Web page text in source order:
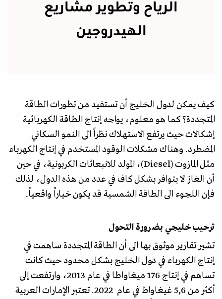
الرياح وتطوير مشاريع
الهيدروجين
كيف يمكن لدول الخليج أن تستفيد من تطورات الطاقة
المتجددة؟ كما هو معلوم، يواجه إنتاج الطاقة الكهربائية
إشكالات حيث يرتفع الاستهلاك نظراً الى النمو السكاني
المضطرد. وهناك مشكلات الوقود المستخدم في إنتاج الكهرباء
مثل المازوت (Diesel)، المولد للانبعاثات الكربونية، في حين
أن الغاز لا يتوافر بشكل كاف في عدد من هذه الدول، لذلك
فإن اللجوء الى الطاقة الشمسية قد يكون خياراً واقعياً.
ترحيب خليجي بضرورة التحول
تشير تقارير موثوق بها الى أن الطاقة المتجددة ساهمت في
إنتاج الكهرباء في دول الخليج بشكل محدود حيث كانت
تساهم في إنتاج 176 ميغاواطا في عام 2013، وارتفعت إلى
أكثر من 5,6 غيغاواط في عام 2022. تعتبر الإمارات العربية